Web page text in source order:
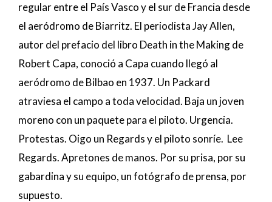
regular entre el País Vasco y el sur de Francia desde
el aeródromo de Biarritz. El periodista Jay Allen,
autor del prefacio del libro Death in the Making de
Robert Capa, conoció a Capa cuando llegó al
aeródromo de Bilbao en 1937. Un Packard
atraviesa el campo a toda velocidad. Baja un joven
moreno con un paquete para el piloto. Urgencia.
Protestas. Oigo un Regards y el piloto sonríe. Lee
Regards. Apretones de manos. Por su prisa, por su
gabardina y su equipo, un fotógrafo de prensa, por
supuesto.